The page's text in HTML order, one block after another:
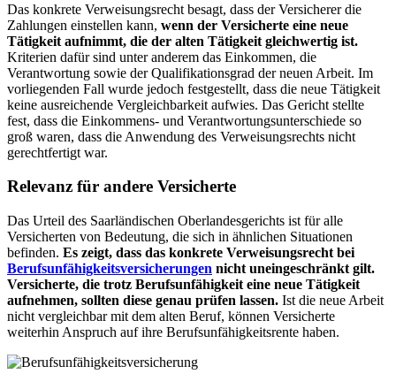
Das konkrete Verweisungsrecht besagt, dass der Versicherer die
Zahlungen einstellen kann, wenn der Versicherte eine neue
Tätigkeit aufnimmt, die der alten Tätigkeit gleichwertig ist.
Kriterien dafür sind unter anderem das Einkommen, die
Verantwortung sowie der Qualifikationsgrad der neuen Arbeit. Im
vorliegenden Fall wurde jedoch festgestellt, dass die neue Tätigkeit
keine ausreichende Vergleichbarkeit aufwies. Das Gericht stellte
fest, dass die Einkommens- und Verantwortungsunterschiede so
groß waren, dass die Anwendung des Verweisungsrechts nicht
gerechtfertigt war.
Relevanz für andere Versicherte
Das Urteil des Saarländischen Oberlandesgerichts ist für alle
Versicherten von Bedeutung, die sich in ähnlichen Situationen
befinden. Es zeigt, dass das konkrete Verweisungsrecht bei
Berufsunfähigkeitsversicherungen nicht uneingeschränkt gilt.
Versicherte, die trotz Berufsunfähigkeit eine neue Tätigkeit
aufnehmen, sollten diese genau prüfen lassen. Ist die neue Arbeit
nicht vergleichbar mit dem alten Beruf, können Versicherte
weiterhin Anspruch auf ihre Berufsunfähigkeitsrente haben.